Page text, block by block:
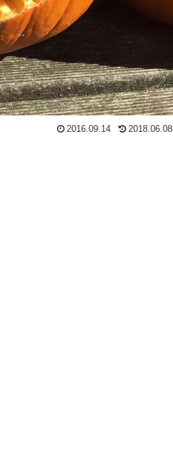
2016.09.14 2018.06.08